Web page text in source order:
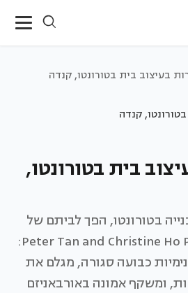
בעיצוב בית בטורונטו, קנדה
בית בטורונטו,
בטורונטו, הפך לביתם של
האדריכלים Peter Tan and Christine Ho Ping Kong:
כבועה סגורה, מגלם את
ומשקף אמונה באורבאניזם